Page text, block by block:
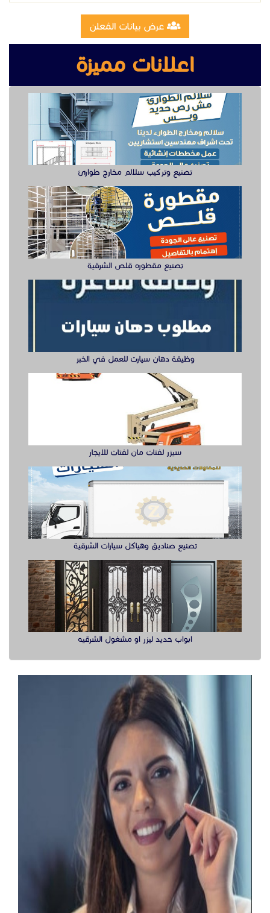
تصنيع وتركيب سلالم مخارج طوارئ
تصنيع مقطوره قلص الشرقية
وظيفة دهان سيارت للعمل في الخبر
تصنيع صناديق وهياكل سيارات الشرقية
ابواب حديد ليزر او مشغول الشرقيه